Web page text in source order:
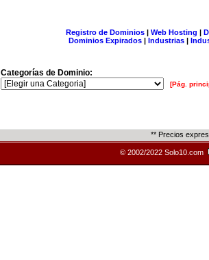
Registro de Dominios| Web Hosting |
Dominios Expirados | Industrias |
Categorías de Dominio:
[Pág.
** Precios
© 2002/2022 Solo10.com